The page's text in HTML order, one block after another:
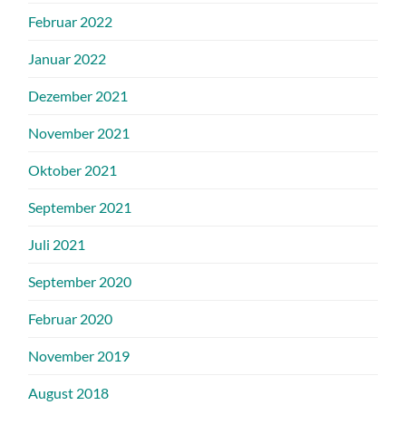
Februar 2022
Januar 2022
Dezember 2021
November 2021
Oktober 2021
September 2021
Juli 2021
September 2020
Februar 2020
November 2019
August 2018